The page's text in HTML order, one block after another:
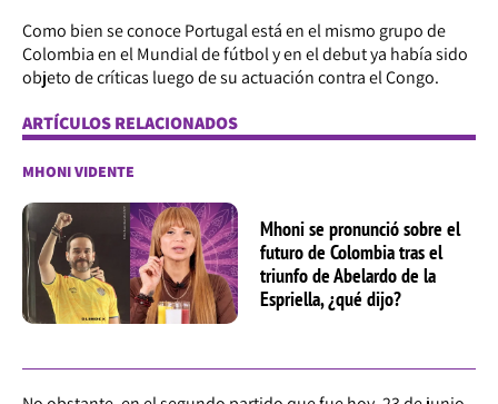
Como bien se conoce Portugal está en el mismo grupo de
Colombia en el Mundial de fútbol y en el debut ya había sido
objeto de críticas luego de su actuación contra el Congo.
ARTÍCULOS RELACIONADOS
MHONI VIDENTE
Mhoni se pronunció sobre el
futuro de Colombia tras el
triunfo de Abelardo de la
Espriella, ¿qué dijo?